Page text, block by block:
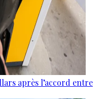
après l’accord entre